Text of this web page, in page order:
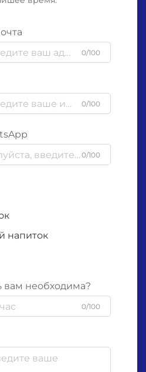
0/100
0/100
0/100
напиток
вам необходима?
0/100